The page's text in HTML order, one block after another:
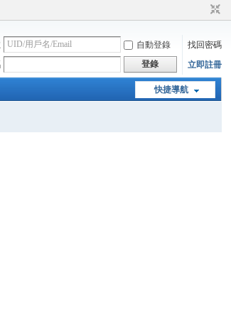
自動登錄
找回密碼
登錄 立即註冊
快捷導航